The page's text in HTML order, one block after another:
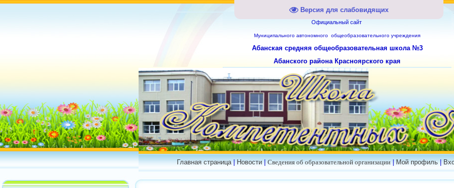
Версия для слабовидящих
Официальный сайт
Муниципального автономного общеобразовательного учреждения
Абанская средняя общеобразовательная школа №3
Абанского района Красноярского края
Главная страница|Новости|Сведения об образовательной организации|Мой профиль|